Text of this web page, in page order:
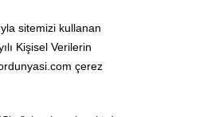
sitemizi kullanan
Kişisel Verilerin
çerez